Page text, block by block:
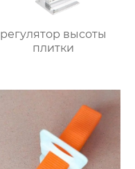
регулятор высоты
плитки